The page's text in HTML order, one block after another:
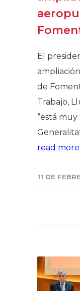
El
de
Trabajo,
“está
read
11 DE